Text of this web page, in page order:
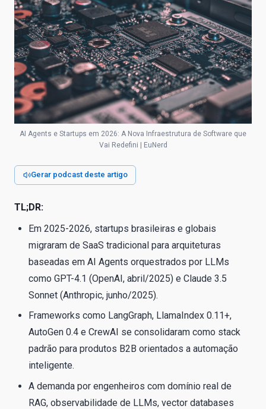
AI Agents e Startups em 2026: A Nova Infraestrutura de Software que
Vai Redefini | EuNerd
Gerar podcast deste artigo
TL;DR:
Em 2025-2026, startups brasileiras e globais
migraram de SaaS tradicional para arquiteturas
baseadas em AI Agents orquestrados por LLMs
como GPT-4.1 (OpenAI, abril/2025) e Claude 3.5
Sonnet (Anthropic, junho/2025).
Frameworks como LangGraph, LlamaIndex 0.11+,
AutoGen 0.4 e CrewAI se consolidaram como stack
padrão para produtos B2B orientados a automação
inteligente.
A demanda por engenheiros com domínio real de
RAG, observabilidade de LLMs, vector databases